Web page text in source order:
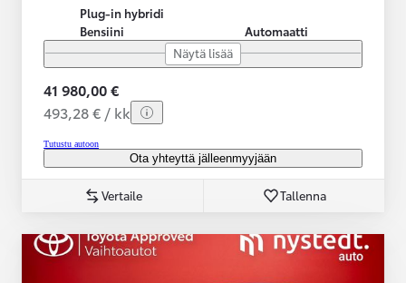
Plug-in hybridi
Bensiini
Automaatti
Näytä lisää
41 980,00 €
493,28 € / kk
Tutustu autoon
Ota yhteyttä jälleenmyyjään
Vertaile Tallenna